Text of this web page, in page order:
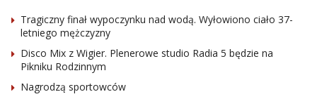
Tragiczny finał wypoczynku nad wodą. Wyłowiono ciało 37-
letniego mężczyzny
Disco Mix z Wigier. Plenerowe studio Radia 5 będzie na
Pikniku Rodzinnym
Nagrodzą sportowców